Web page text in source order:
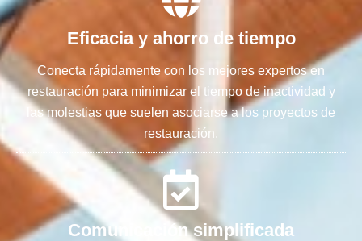
Eficacia y ahorro de tiempo
Conecta rápidamente con los mejores expertos en
restauración para minimizar el tiempo de inactividad y
las molestias que suelen asociarse a los proyectos de
restauración.
Comunicación simplificada